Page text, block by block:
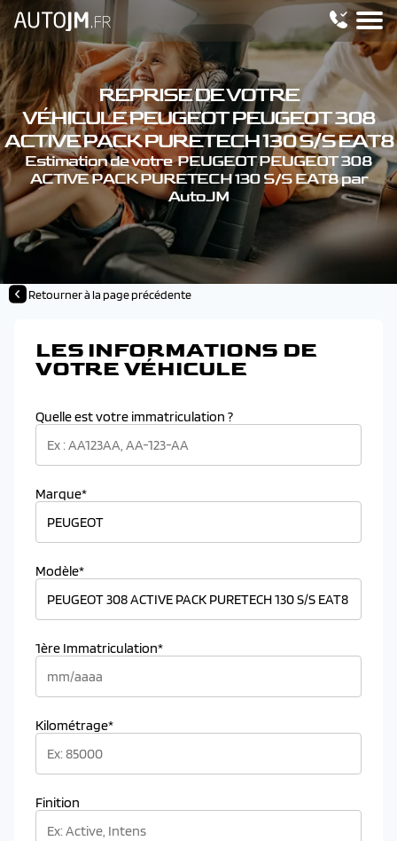
REPRISE DE VOTRE
VÉHICULE PEUGEOT PEUGEOT 308
ACTIVE PACK PURETECH 130 S/S EAT8
Estimation de votre PEUGEOT PEUGEOT 308
ACTIVE PACK PURETECH 130 S/S EAT8 par
AutoJM
Retourner à la page précédente
LES INFORMATIONS DE
VOTRE VÉHICULE
Quelle est votre immatriculation ?
Marque*
Modèle*
1ère Immatriculation*
Kilométrage*
Finition